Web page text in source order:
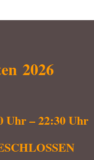
2026
Uhr – 22:30 Uhr